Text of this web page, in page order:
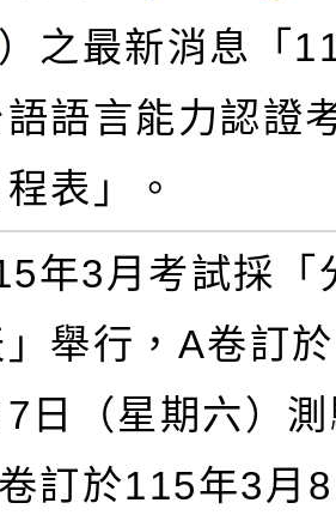
）之最新消息「
語語言能力認證
程表」。
年3月考試採「
」舉行，A卷訂
7日（星期六）
訂於115年3月